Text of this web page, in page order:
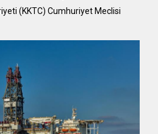
(KKTC) Cumhuriyet Meclisi